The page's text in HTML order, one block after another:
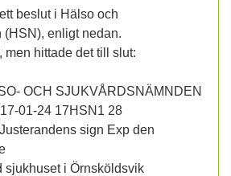
beslut i Hälso och
enligt nedan.
men hittade det till slut:
OCH SJUKVÅRDSNÄMNDEN
01-24 17HSN1 28
sign Exp den
sjukhuset i Örnsköldsvik